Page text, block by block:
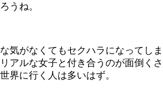
うね。
気がなくてもセクハラになってしま
アルな女子と付き合うのが面倒くさ
界に行く人は多いはず。